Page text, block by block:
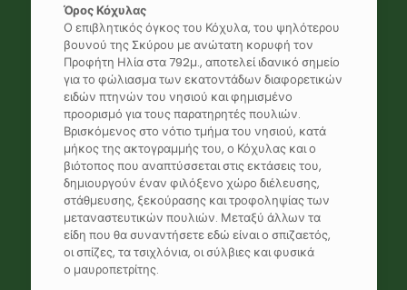
Όρος Κόχυλας
Ο επιβλητικός όγκος του Κόχυλα, του ψηλότερου
βουνού της Σκύρου με ανώτατη κορυφή τον
Προφήτη Ηλία στα 792μ., αποτελεί ιδανικό σημείο
για το φώλιασμα των εκατοντάδων διαφορετικών
ειδών πτηνών του νησιού και φημισμένο
προορισμό για τους παρατηρητές πουλιών.
Βρισκόμενος στο νότιο τμήμα του νησιού, κατά
μήκος της ακτογραμμής του, ο Κόχυλας και ο
βιότοπος που αναπτύσσεται στις εκτάσεις του,
δημιουργούν έναν φιλόξενο χώρο διέλευσης,
στάθμευσης, ξεκούρασης και τροφοληψίας των
μεταναστευτικών πουλιών. Μεταξύ άλλων τα
είδη που θα συναντήσετε εδώ είναι ο σπιζαετός,
οι σπίζες, τα τσιχλόνια, οι σύλβιες και φυσικά
ο μαυροπετρίτης.